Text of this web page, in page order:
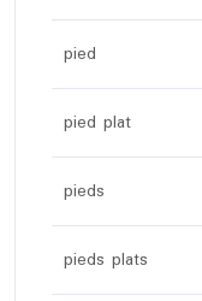
pied
pied plat
pieds
pieds plats